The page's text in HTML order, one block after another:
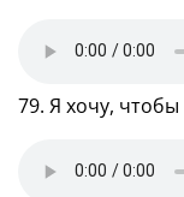
79. Я хочу,